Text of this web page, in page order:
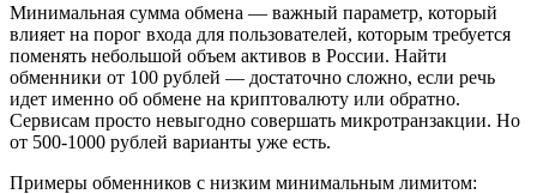
Минимальная сумма обмена — важный параметр, который
влияет на порог входа для пользователей, которым требуется
поменять небольшой объем активов в России. Найти
обменники от 100 рублей — достаточно сложно, если речь
идет именно об обмене на криптовалюту или обратно.
Сервисам просто невыгодно совершать микротранзакции. Но
от 500-1000 рублей варианты уже есть.
Примеры обменников с низким минимальным лимитом: